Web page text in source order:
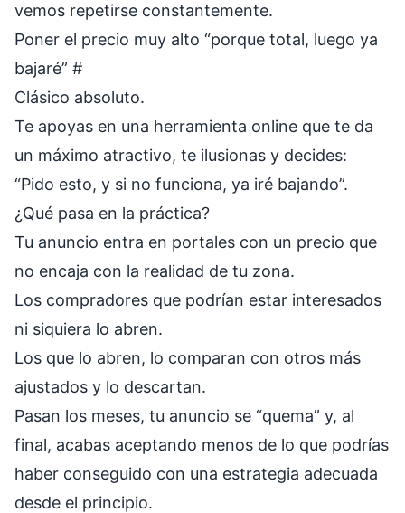
vemos repetirse constantemente.
Poner el precio muy alto “porque total, luego ya
bajaré” #
Clásico absoluto.
Te apoyas en una herramienta online que te da
un máximo atractivo, te ilusionas y decides:
“Pido esto, y si no funciona, ya iré bajando”.
¿Qué pasa en la práctica?
Tu anuncio entra en portales con un precio que
no encaja con la realidad de tu zona.
Los compradores que podrían estar interesados
ni siquiera lo abren.
Los que lo abren, lo comparan con otros más
ajustados y lo descartan.
Pasan los meses, tu anuncio se “quema” y, al
final, acabas aceptando menos de lo que podrías
haber conseguido con una estrategia adecuada
desde el principio.